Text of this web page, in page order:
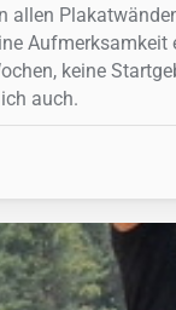
allen
keine
auch.